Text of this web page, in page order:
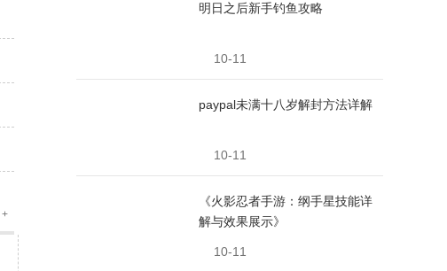
+
明日之后新手钓鱼攻略
10-11
paypal未满十八岁解封方法详解
10-11
《火影忍者手游：纲手星技能详
解与效果展示》
10-11